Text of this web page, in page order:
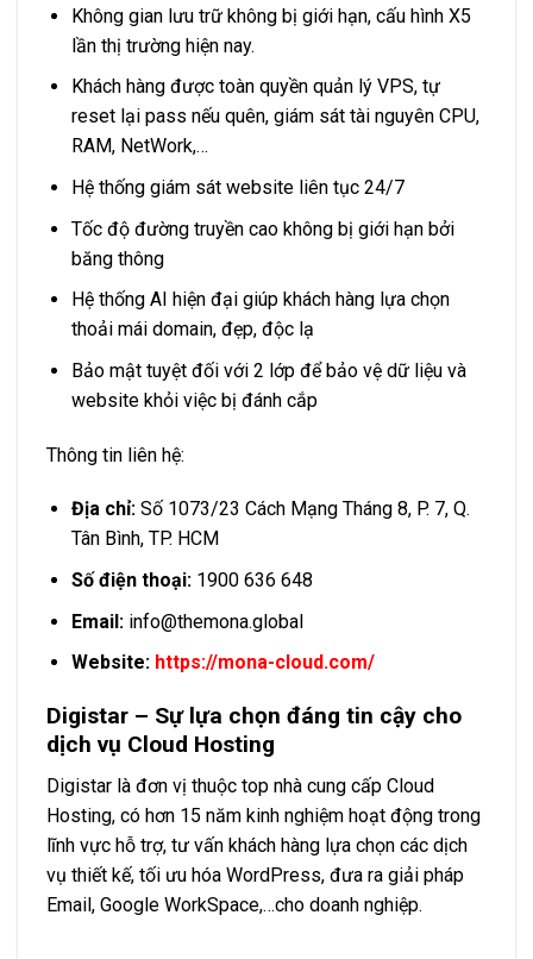
Không gian lưu trữ không bị giới hạn, cấu hình X5
lần thị trường hiện nay.
Khách hàng được toàn quyền quản lý VPS, tự
reset lại pass nếu quên, giám sát tài nguyên CPU,
RAM, NetWork,…
Hệ thống giám sát website liên tục 24/7
Tốc độ đường truyền cao không bị giới hạn bởi
băng thông
Hệ thống AI hiện đại giúp khách hàng lựa chọn
thoải mái domain, đẹp, độc lạ
Bảo mật tuyệt đối với 2 lớp để bảo vệ dữ liệu và
website khỏi việc bị đánh cắp
Thông tin liên hệ:
Địa chỉ:Số 1073/23 Cách Mạng Tháng 8, P. 7, Q.
Tân Bình, TP. HCM
Số điện thoại:1900 636 648
Email: info@themona.global
Website: https://mona-cloud.com/
Digistar – Sự lựa chọn đáng tin cậy cho
dịch vụ Cloud Hosting
Digistar là đơn vị thuộc top nhà cung cấp Cloud
Hosting, có hơn 15 năm kinh nghiệm hoạt động trong
lĩnh vực hỗ trợ, tư vấn khách hàng lựa chọn các dịch
vụ thiết kế, tối ưu hóa WordPress, đưa ra giải pháp
Email, Google WorkSpace,…cho doanh nghiệp.